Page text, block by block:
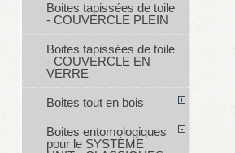
Boites tapissées de toile
- COUVERCLE PLEIN
Boites tapissées de toile
- COUVERCLE EN
VERRE
Boites tout en bois
Boites entomologiques
pour le SYSTÈME